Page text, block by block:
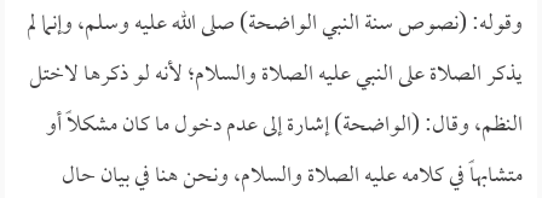
وقوله: (نصوص سنة النبي الواضحة) صلى الله عليه وسلم، وإنما لم
يذكر الصلاة على النبي عليه الصلاة والسلام؛ لأنه لو ذكرها لاختل
النظم، وقال: (الواضحة) إشارة إلى عدم دخول ما كان مشكلاً أو
متشابهاً في كلامه عليه الصلاة والسلام، ونحن هنا في بيان حال